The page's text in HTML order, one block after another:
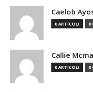
Caelob
0 ARTICOLI 0
Callie
0 ARTICOLI 0